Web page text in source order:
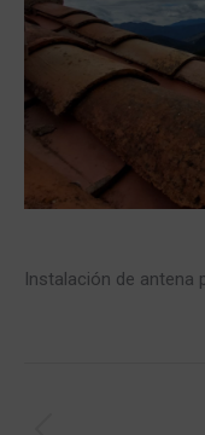
Instalación de antena